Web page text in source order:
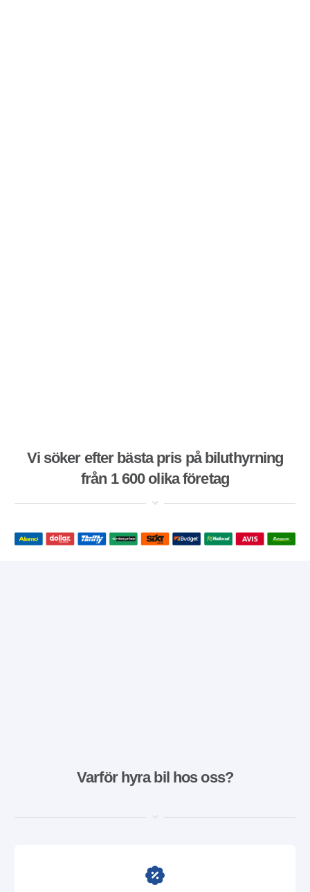
Vi söker efter bästa pris på biluthyrning
från 1 600 olika företag
Varför hyra bil hos oss?